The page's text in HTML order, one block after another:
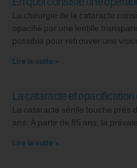
La chirurgie de la cataracte
opacifié par une lentille
possible pour retrouver une
Lire la suite »
La cataracte et opacification
La cataracte sénile touche près
ans. À partir de 85 ans, la
Lire la suite »